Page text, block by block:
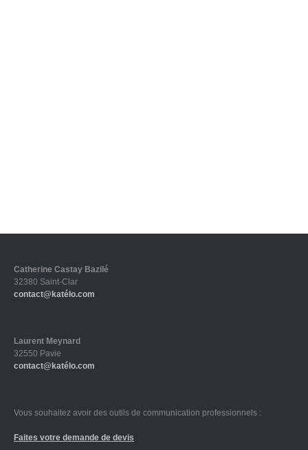
Catherine Castay Bazilé
32380 Saint-Clar
contact@katélo.com
Laurent Meynard
32550 Pavie
contact@katélo.com
Vous souhaitez avoir des outils de communication professionnels :
Faites votre demande de devis